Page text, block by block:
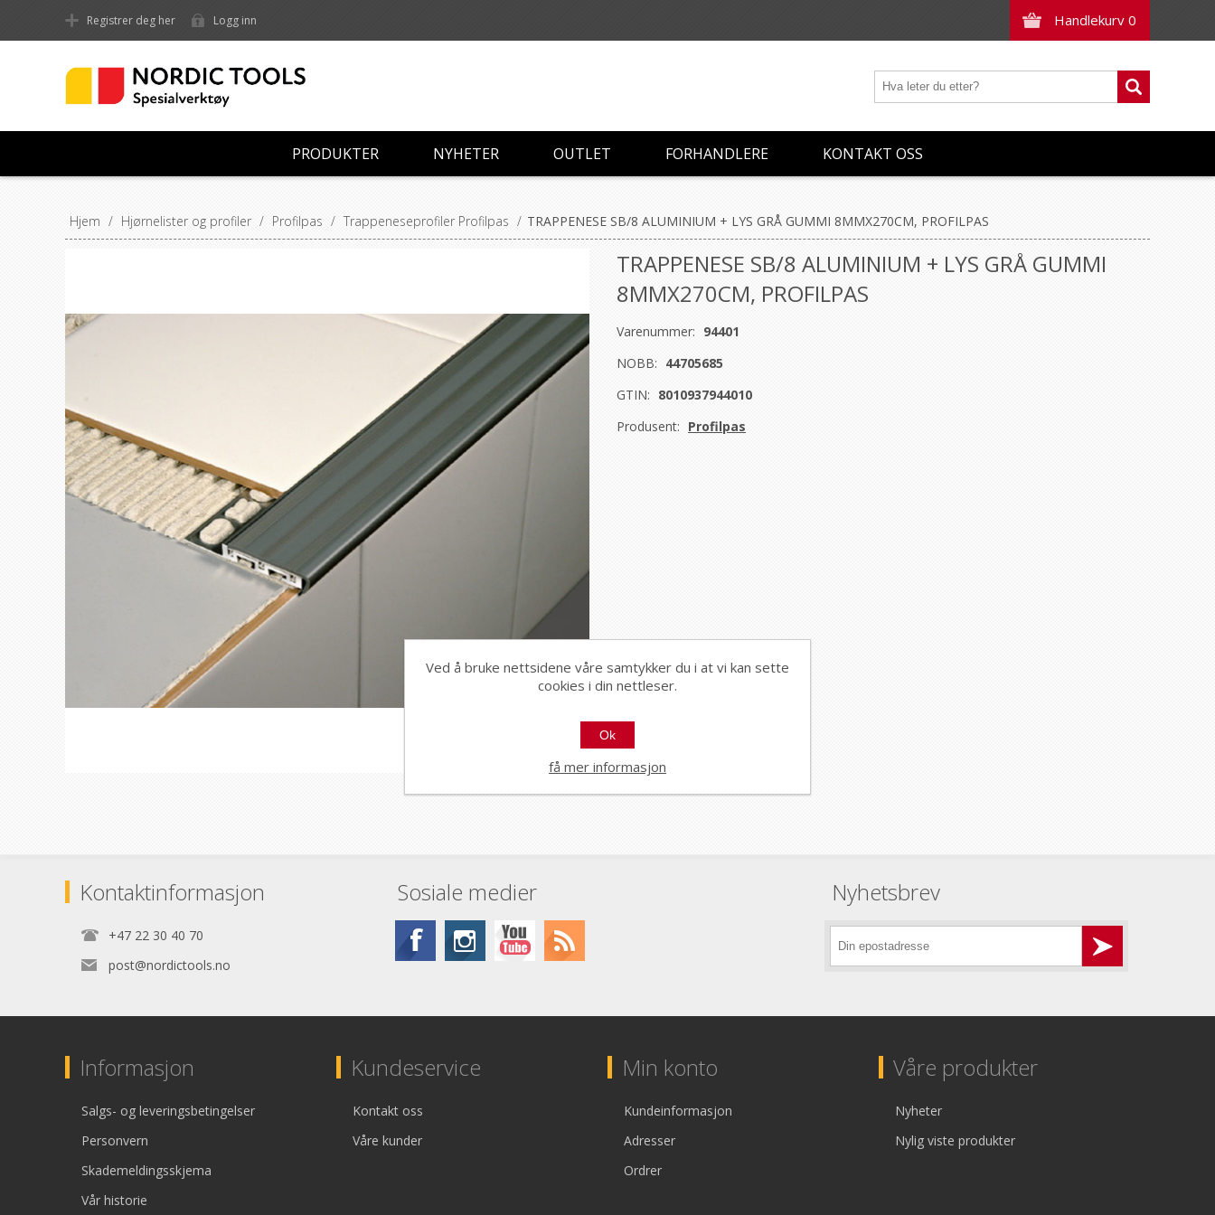
Handlekurv 0
Registrer deg her Logg inn
PRODUKTER NYHETER OUTLET FORHANDLERE KONTAKT OSS
Hjem / Hjørnelister og profiler / Profilpas / Trappeneseprofiler Profilpas / TRAPPENESE SB/8 ALUMINIUM + LYS GRÅ GUMMI 8MMX270CM, PROFILPAS
TRAPPENESE SB/8 ALUMINIUM + LYS GRÅ GUMMI
8MMX270CM, PROFILPAS
Varenummer: 94401
NOBB: 44705685
GTIN: 8010937944010
Produsent: Profilpas
Kontaktinformasjon
+47 22 30 40 70
post@nordictools.no
Sosiale medier Nyhetsbrev
Informasjon
Salgs- og leveringsbetingelser
Personvern
Skademeldingsskjema
Vår historie
Kundeservice
Kontakt oss
Våre kunder
Min konto
Kundeinformasjon
Adresser
Ordrer
Våre produkter
Nyheter
Nylig viste produkter
Ved å bruke nettsidene våre samtykker du i at vi kan sette
cookies i din nettleser.
Ok
få mer informasjon